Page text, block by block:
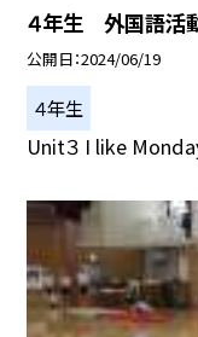
４年生 外国語活
公開日 2024/06/19
４年生
Unit３ I like